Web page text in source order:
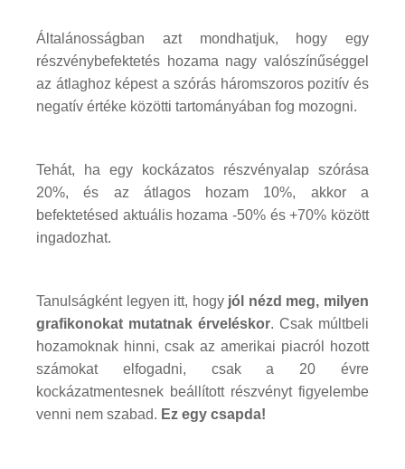
Általánosságban azt mondhatjuk, hogy egy
részvénybefektetés hozama nagy valószínűséggel
az átlaghoz képest a szórás háromszoros pozitív és
negatív értéke közötti tartományában fog mozogni.
Tehát, ha egy kockázatos részvényalap szórása
20%, és az átlagos hozam 10%, akkor a
befektetésed aktuális hozama -50% és +70% között
ingadozhat.
Tanulságként legyen itt, hogy jól nézd meg, milyen
grafikonokat mutatnak érveléskor. Csak múltbeli
hozamoknak hinni, csak az amerikai piacról hozott
számokat elfogadni, csak a 20 évre
kockázatmentesnek beállított részvényt figyelembe
venni nem szabad. Ez egy csapda!